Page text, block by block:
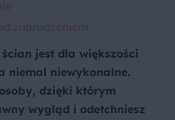
jest dla większości
niemal niewykonalne.
dzięki którym
wygląd i odetchniesz